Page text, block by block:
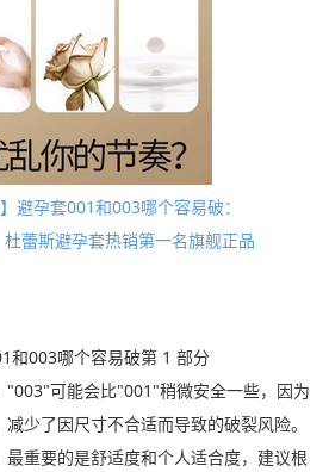
避孕套001和003哪个容易破：
杜蕾斯避孕套热销第一名旗舰正品
和003哪个容易破第 1 部分
"003"可能会比"001"稍微安全一些，因为
少了因尺寸不合适而导致的破裂风险。
重要的是舒适度和个人适合度，建议根